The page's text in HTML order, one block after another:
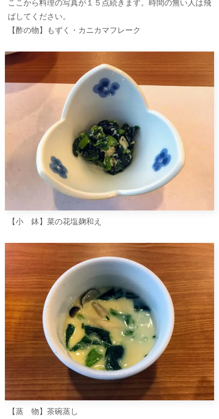
ここから料理の写真が１５点続きます。時間の無い人は飛
ばしてください。
【酢の物】もずく・カニカマフレーク
【小 鉢】菜の花塩麹和え
【蒸 物】茶碗蒸し